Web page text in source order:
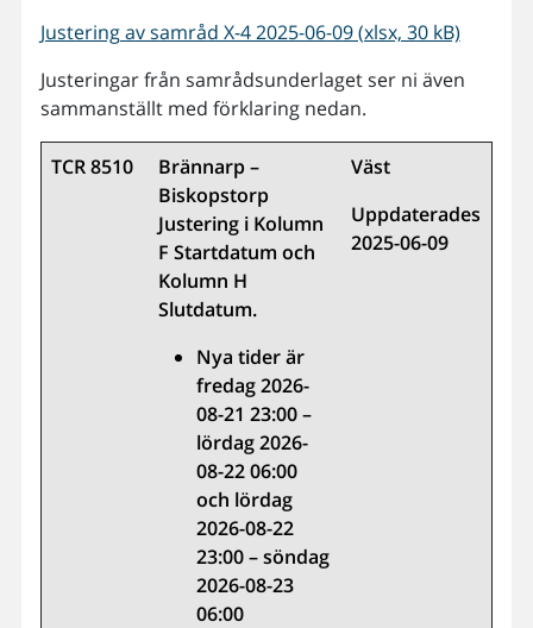
Justering av samråd X-4 2025-06-09 (xlsx, 30 kB)
Justeringar från samrådsunderlaget ser ni även
sammanställt med förklaring nedan.
TCR 8510
Brännarp –
Biskopstorp
Justering i Kolumn
F Startdatum och
Kolumn H
Slutdatum.
Nya tider är
fredag 2026-
08-21 23:00 –
lördag 2026-
08-22 06:00
och lördag
2026-08-22
23:00 – söndag
2026-08-23
06:00
Väst
Uppdaterades
2025-06-09